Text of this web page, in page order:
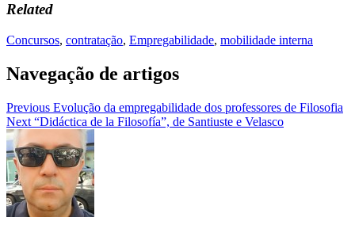
Related
Concursos, contratação, Empregabilidade, mobilidade interna
Navegação de artigos
Previous Evolução da empregabilidade dos professores de Filosofia
Next “Didáctica de la Filosofía”, de Santiuste e Velasco